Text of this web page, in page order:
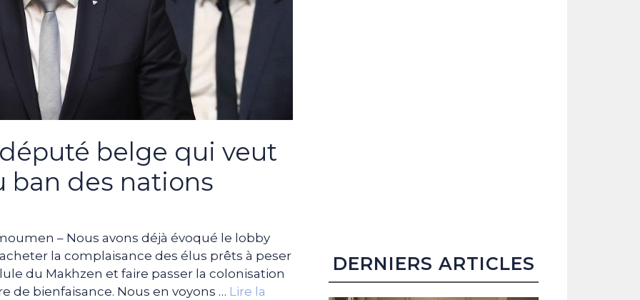
belge qui veut
ban des nations
– Nous avons déjà évoqué le lobby
la complaisance des élus prêts à peser
du Makhzen et faire passer la colonisation
de bienfaisance. Nous en voyons … Lire la
DERNIERS ARTICLES